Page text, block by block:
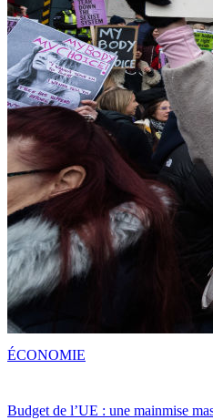
Budget de l’UE : une mainmise
ÉCONOMIE